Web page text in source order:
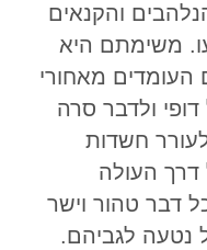
והקנאים
משימתם היא
העומדים מאחורי
ולדבר סרה
חשדות
דרך העולה
דבר טהור וישר
נטעה לגביהם.